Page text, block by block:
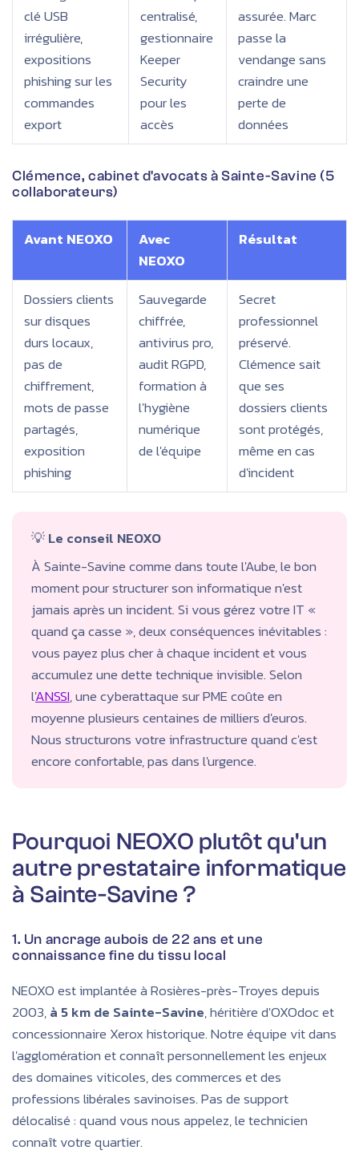
clé USB
irrégulière,
expositions
phishing sur les
commandes
export
centralisé,
gestionnaire
Keeper
Security
pour les
accès
assurée. Marc
passe la
vendange sans
craindre une
perte de
données
Clémence, cabinet d'avocats à Sainte-Savine (5
collaborateurs)
Avant NEOXO
Avec
NEOXO
Résultat
Dossiers clients
sur disques
durs locaux,
pas de
chiffrement,
mots de passe
partagés,
exposition
phishing
Sauvegarde
chiffrée,
antivirus pro,
audit RGPD,
formation à
l'hygiène
numérique
de l'équipe
Secret
professionnel
préservé.
Clémence sait
que ses
dossiers clients
sont protégés,
même en cas
d'incident
💡Le conseil NEOXO
À Sainte-Savine comme dans toute l'Aube, le bon
moment pour structurer son informatique n'est
jamais après un incident. Si vous gérez votre IT «
quand ça casse », deux conséquences inévitables :
vous payez plus cher à chaque incident et vous
accumulez une dette technique invisible. Selon
l'ANSSI, une cyberattaque sur PME coûte en
moyenne plusieurs centaines de milliers d'euros.
Nous structurons votre infrastructure quand c'est
encore confortable, pas dans l'urgence.
Pourquoi NEOXO plutôt qu'un
autre prestataire informatique
à Sainte-Savine ?
1. Un ancrage aubois de 22 ans et une
connaissance fine du tissu local
NEOXO est implantée à Rosières-près-Troyes depuis
2003,à 5 km de Sainte-Savine, héritière d'OXOdoc et
concessionnaire Xerox historique. Notre équipe vit dans
l'agglomération et connaît personnellement les enjeux
des domaines viticoles, des commerces et des
professions libérales savinoises. Pas de support
délocalisé : quand vous nous appelez, le technicien
connaît votre quartier.